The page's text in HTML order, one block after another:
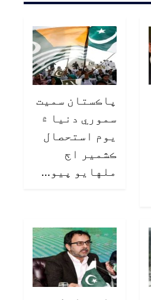
پاڪستان سميت
سموري دنيا ۾
يوم استحصال
ڪشمير اڄ
ملهايو پيو…